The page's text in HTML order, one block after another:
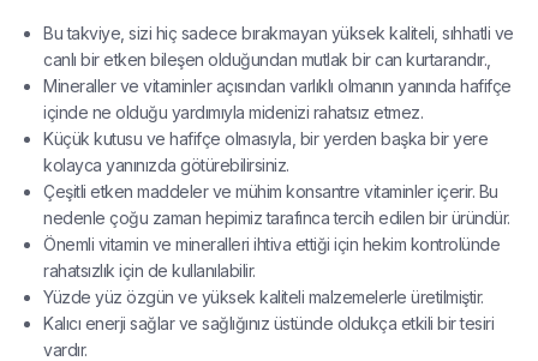
Bu takviye, sizi hiç sadece bırakmayan yüksek kaliteli, sıhhatli ve
canlı bir etken bileşen olduğundan mutlak bir can kurtarandır.,
Mineraller ve vitaminler açısından varlıklı olmanın yanında hafifçe
içinde ne olduğu yardımıyla midenizi rahatsız etmez.
Küçük kutusu ve hafifçe olmasıyla, bir yerden başka bir yere
kolayca yanınızda götürebilirsiniz.
Çeşitli etken maddeler ve mühim konsantre vitaminler içerir. Bu
nedenle çoğu zaman hepimiz tarafınca tercih edilen bir üründür.
Önemli vitamin ve mineralleri ihtiva ettiği için hekim kontrolünde
rahatsızlık için de kullanılabilir.
Yüzde yüz özgün ve yüksek kaliteli malzemelerle üretilmiştir.
Kalıcı enerji sağlar ve sağlığınız üstünde oldukça etkili bir tesiri
vardır.